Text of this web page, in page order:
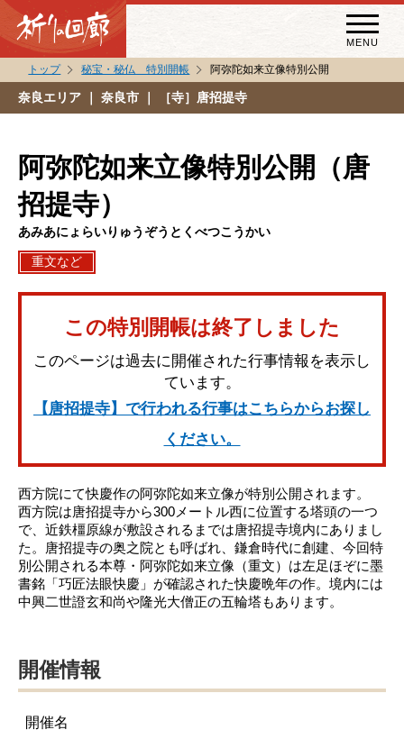
MENU
秘宝・秘仏特別開帳
祈りの回廊コラム
トップ 秘宝・秘仏 特別開帳 阿弥陀如来立像特別公開
奈良エリア ｜ 奈良市 ｜ ［寺］唐招提寺
阿弥陀如来立像特別公開（唐
招提寺）
あみあにょらいりゅうぞうとくべつこうかい
重文など
この特別開帳は終了しました
このページは過去に開催された行事情報を表示し
ています。
【唐招提寺】で行われる行事はこちらからお探し
ください。
西方院にて快慶作の阿弥陀如来立像が特別公開されます。
西方院は唐招提寺から300メートル西に位置する塔頭の一つ
で、近鉄橿原線が敷設されるまでは唐招提寺境内にありまし
た。唐招提寺の奥之院とも呼ばれ、鎌倉時代に創建、今回特
別公開される本尊・阿弥陀如来立像（重文）は左足ほぞに墨
書銘「巧匠法眼快慶」が確認された快慶晩年の作。境内には
中興二世證玄和尚や隆光大僧正の五輪塔もあります。
開催情報
開催名